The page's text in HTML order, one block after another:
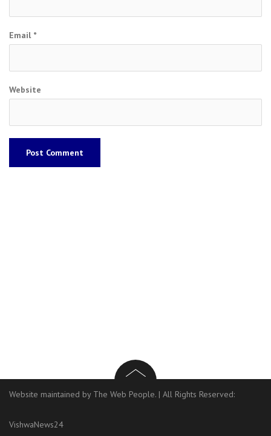
Email *
Website
Website maintained by The Web People. | All Rights Reserved:
VishwaNews24